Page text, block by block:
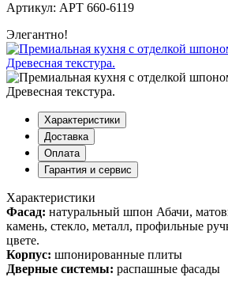
Артикул: АРТ 660-6119
Элегантно!
Характеристики
Доставка
Оплата
Гарантия и сервис
Характеристики
Фасад: натуральный шпон Абачи,
камень, стекло, металл, профильные
цвете.
Корпус: шпонированные плиты
Дверные системы: распашные фасады